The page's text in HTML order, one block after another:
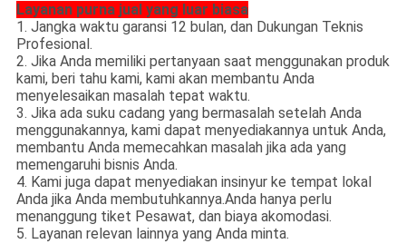
Layanan purna jual yang luar biasa
1. Jangka waktu garansi 12 bulan, dan Dukungan Teknis
Profesional.
2. Jika Anda memiliki pertanyaan saat menggunakan produk
kami, beri tahu kami, kami akan membantu Anda
menyelesaikan masalah tepat waktu.
3. Jika ada suku cadang yang bermasalah setelah Anda
menggunakannya, kami dapat menyediakannya untuk Anda,
membantu Anda memecahkan masalah jika ada yang
memengaruhi bisnis Anda.
4. Kami juga dapat menyediakan insinyur ke tempat lokal
Anda jika Anda membutuhkannya.Anda hanya perlu
menanggung tiket Pesawat, dan biaya akomodasi.
5. Layanan relevan lainnya yang Anda minta.